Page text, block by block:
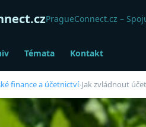
PragueConnect.cz –
Témata Kontakt
finance a účetnictví›Jak zvládnout